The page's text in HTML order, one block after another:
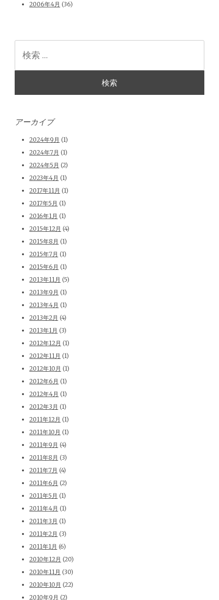
2006年4月 (36)
アーカイブ
2024年9月 (1)
2024年7月 (1)
2024年5月 (2)
2023年4月 (1)
2017年11月 (1)
2017年5月 (1)
2016年1月 (1)
2015年12月 (4)
2015年8月 (1)
2015年7月 (1)
2015年6月 (1)
2013年11月 (5)
2013年9月 (1)
2013年4月 (1)
2013年2月 (4)
2013年1月 (3)
2012年12月 (1)
2012年11月 (1)
2012年10月 (1)
2012年6月 (1)
2012年4月 (1)
2012年3月 (1)
2011年12月 (1)
2011年10月 (1)
2011年9月 (4)
2011年8月 (3)
2011年7月 (4)
2011年6月 (2)
2011年5月 (1)
2011年4月 (1)
2011年3月 (1)
2011年2月 (3)
2011年1月 (6)
2010年12月 (20)
2010年11月 (30)
2010年10月 (22)
2010年9月 (2)